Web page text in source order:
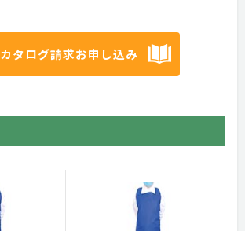
カタログ請求お申し込み